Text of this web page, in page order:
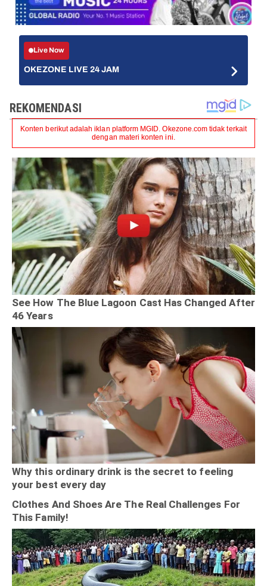
Live Now
OKEZONE LIVE 24 JAM